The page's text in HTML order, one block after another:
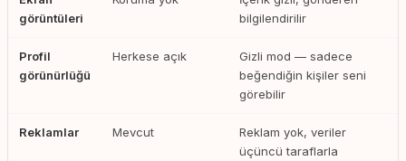
görüntüleri
bilgilendirilir
Profil
görünürlüğü
Herkese açık
Gizli mod — sadece
beğendiğin kişiler seni
görebilir
Reklamlar Mevcut
Reklam yok, veriler
üçüncü taraflarla